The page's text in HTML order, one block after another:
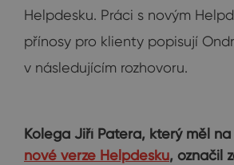
Helpdesku. Práci s novým
přínosy pro klienty popisují
v následujícím rozhovoru.
Kolega Jiří Patera, který měl
nové verze Helpdesku, označil